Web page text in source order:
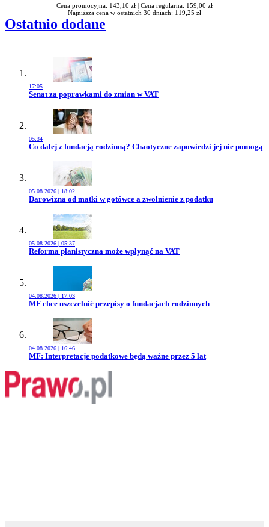
Cena promocyjna: 143,10 zł | Cena regularna: 159,00 zł
Najniższa cena w ostatnich 30 dniach: 119,25 zł
Ostatnio dodane
17:05
Przejdź do artykułu:
Senat za poprawkami do zmian w VAT
05:34
Przejdź do artykułu:
Co dalej z fundacją rodzinną? Chaotyczne zapowiedzi jej nie pomogą
05.08.2026 | 18:02
Przejdź do artykułu:
Darowizna od matki w gotówce a zwolnienie z podatku
05.08.2026 | 05:37
Przejdź do artykułu:
Reforma planistyczna może wpłynąć na VAT
04.08.2026 | 17:03
Przejdź do artykułu:
MF chce uszczelnić przepisy o fundacjach rodzinnych
04.08.2026 | 16:46
Przejdź do artykułu:
MF: Interpretacje podatkowe będą ważne przez 5 lat